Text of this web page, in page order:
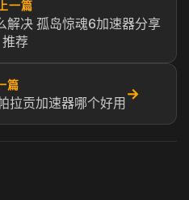
上一篇
解决 孤岛惊魂6加速器分享
推荐
篇
拉贡加速器哪个好用
→